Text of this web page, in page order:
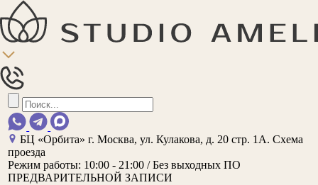
БЦ «Орбита»г. Москва, ул. Кулакова, д. 20 стр. 1А. Схема
проезда
Режим работы: 10:00 - 21:00 / Без выходных ПО
ПРЕДВАРИТЕЛЬНОЙ ЗАПИСИ